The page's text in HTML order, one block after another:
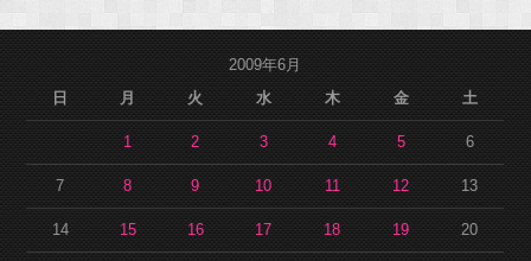
2009年6月
日
月 火 水 木 金 土
1 2 3 4 5 6
7 8 9 10 11 12 13
14 15 16 17 18 19 20